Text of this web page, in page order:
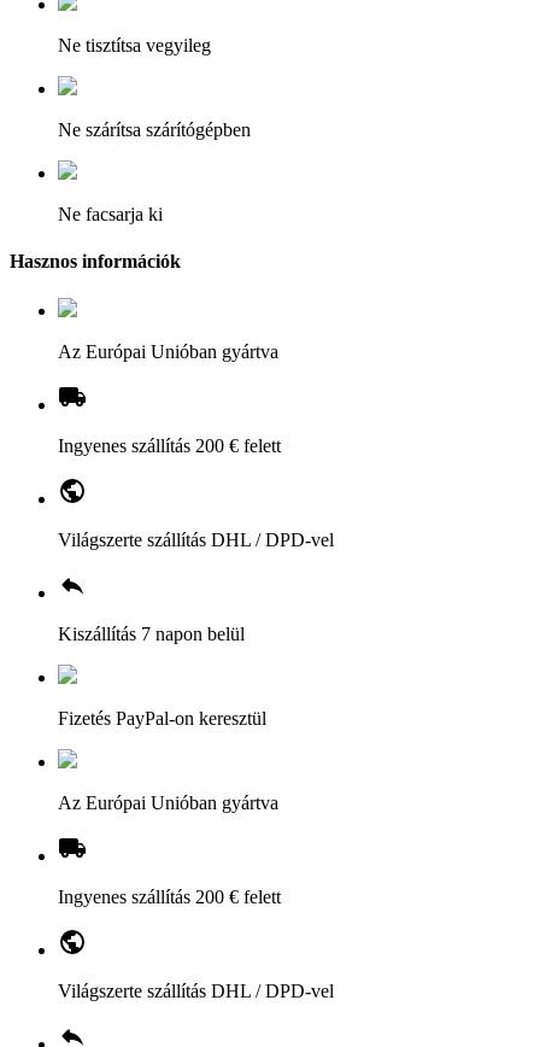
Ne tisztítsa vegyileg
Ne szárítsa szárítógépben
Ne facsarja ki
Hasznos információk
Az Európai Unióban gyártva
Ingyenes szállítás 200 € felett
Világszerte szállítás DHL / DPD-vel
Kiszállítás 7 napon belül
Fizetés PayPal-on keresztül
Az Európai Unióban gyártva
Ingyenes szállítás 200 € felett
Világszerte szállítás DHL / DPD-vel